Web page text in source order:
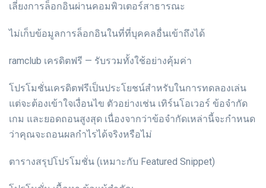
เลี่ยงการล็อกอินผ่านคอมพิวเตอร์สาธารณะ
ไม่เก็บข้อมูลการล็อกอินในที่ที่บุคคลอื่นเข้าถึงได้
ramclub เครดิตฟรี — รับรวมทั้งใช้อย่างคุ้มค่า
โปรโมชั่นเครดิตฟรีเป็นประโยชน์สำหรับในการทดลองเล่น
แต่จะต้องเข้าใจเงื่อนไข ตัวอย่างเช่น เทิร์นโอเวอร์ ข้อจำกัด
เกม และยอดถอนสูงสุด เนื่องจากว่าข้อจำกัดเหล่านี้จะกำหนด
ว่าคุณจะถอนผลกำไรได้จริงหรือไม่
ตารางสรุปโปรโมชั่น (เหมาะกับ Featured Snippet)